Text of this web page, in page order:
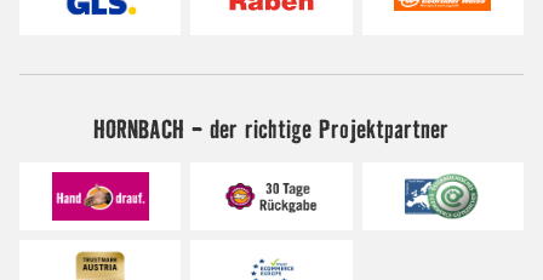
HORNBACH - der richtige Projektpartner